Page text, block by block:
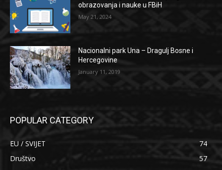
obrazovanja i nauke u FBiH
May 21, 2024
Nacionalni park Una – Dragulj Bosne i
Hercegovine
January 11, 2019
POPULAR CATEGORY
EU / SVIJET
74
Društvo
57